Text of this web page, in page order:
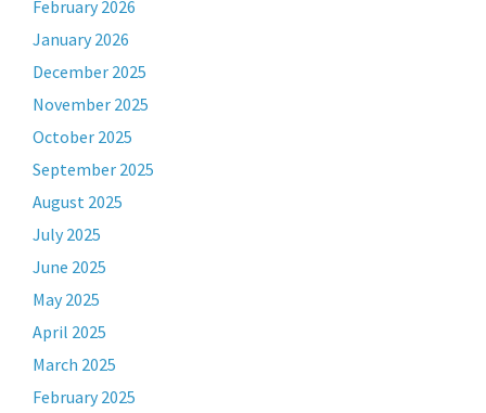
February 2026
January 2026
December 2025
November 2025
October 2025
September 2025
August 2025
July 2025
June 2025
May 2025
April 2025
March 2025
February 2025